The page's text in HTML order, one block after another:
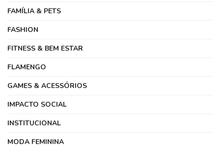
FAMÍLIA & PETS
FASHION
FITNESS & BEM ESTAR
FLAMENGO
GAMES & ACESSÓRIOS
IMPACTO SOCIAL
INSTITUCIONAL
MODA FEMININA